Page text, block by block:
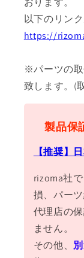
以下のリン
https://
※パーツの
致します。(
製品保
【推奨】
rizoma社
損、パー
代理店の
ません。
その他、